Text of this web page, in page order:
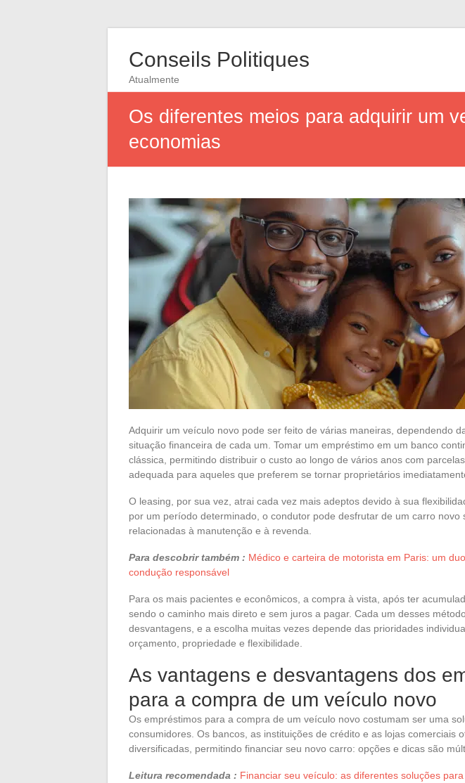
Conseils Politiques
Atualmente
Os diferentes meios para adquirir um
economias
Adquirir um veículo novo pode ser feito de várias maneiras, dependendo
situação financeira de cada um. Tomar um empréstimo em um banco
clássica, permitindo distribuir o custo ao longo de vários anos com
adequada para aqueles que preferem se tornar proprietários
O leasing, por sua vez, atrai cada vez mais adeptos devido à sua
por um período determinado, o condutor pode desfrutar de um carro novo
relacionadas à manutenção e à revenda.
Para descobrir também : Médico e carteira de motorista em Paris: um
condução responsável
Para os mais pacientes e econômicos, a compra à vista, após ter
sendo o caminho mais direto e sem juros a pagar. Cada um desses
desvantagens, e a escolha muitas vezes depende das prioridades
orçamento, propriedade e flexibilidade.
As vantagens e desvantagens dos
para a compra de um veículo novo
Os empréstimos para a compra de um veículo novo costumam ser uma
consumidores. Os bancos, as instituições de crédito e as lojas comerciais
diversificadas, permitindo financiar seu novo carro: opções e dicas são
Leitura recomendada : Financiar seu veículo: as diferentes soluções